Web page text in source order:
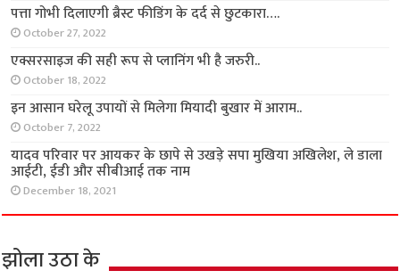
पत्ता गोभी दिलाएगी ब्रैस्ट फीडिंग के दर्द से छुटकारा….
October 27, 2022
एक्सरसाइज की सही रूप से प्लानिंग भी है जरुरी..
October 18, 2022
इन आसान घरेलू उपायों से मिलेगा मियादी बुखार में आराम..
October 7, 2022
यादव परिवार पर आयकर के छापे से उखड़े सपा मुखिया अखिलेश, ले डाला
आईटी, ईडी और सीबीआई तक नाम
December 18, 2021
झोला उठा के